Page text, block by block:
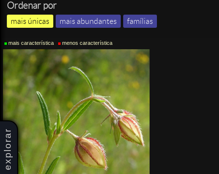
explorar
Ordenar por
mais únicas mais abundantes famílias
mais característica menos característica